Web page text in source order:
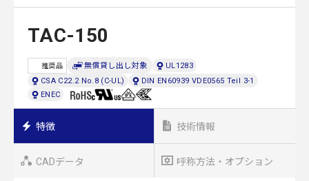
TAC-150
推奨品 無償貸し出し対象
UL1283
CSA C22.2 No.8 (C-UL)
DIN EN60939 VDE0565 Teil 3-1
ENEC
特徴 技術情報
CADデータ 呼称方法・オプション